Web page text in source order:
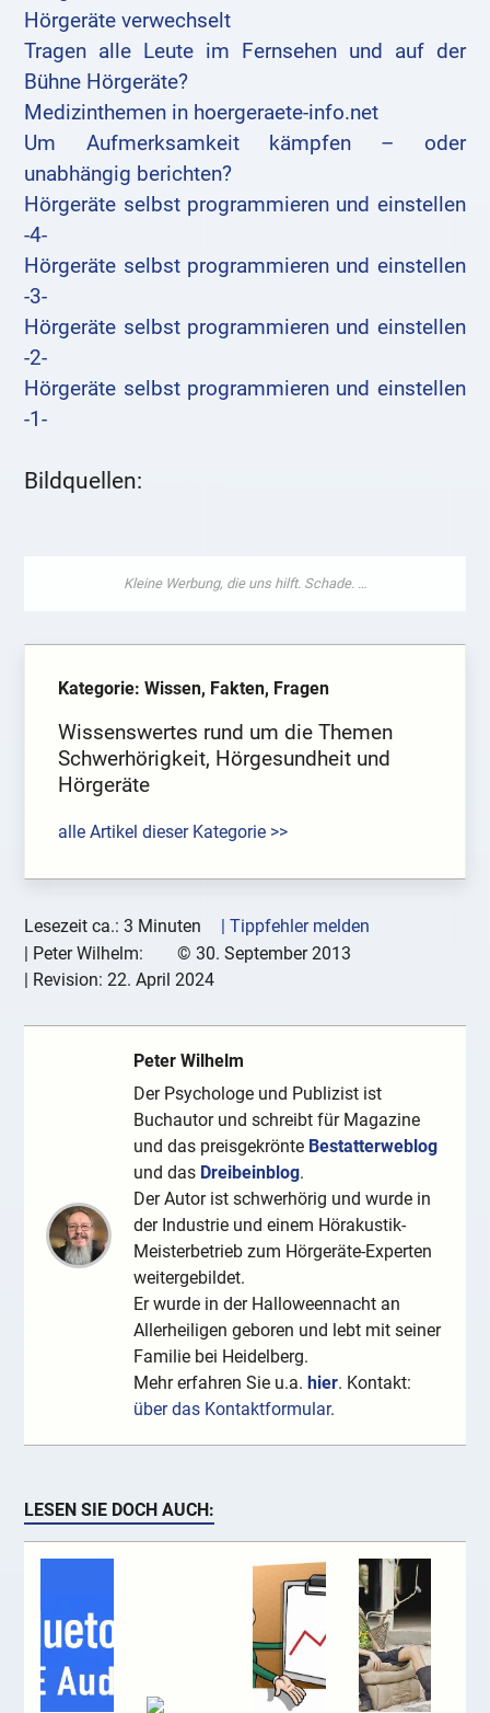
Hörgeräte verwechselt
Tragen alle Leute im Fernsehen und auf der
Bühne Hörgeräte?
Medizinthemen in hoergeraete-info.net
Um Aufmerksamkeit kämpfen – oder
unabhängig berichten?
Hörgeräte selbst programmieren und einstellen
-4-
Hörgeräte selbst programmieren und einstellen
-3-
Hörgeräte selbst programmieren und einstellen
-2-
Hörgeräte selbst programmieren und einstellen
-1-
Bildquellen:
Kategorie: Wissen, Fakten, Fragen
Wissenswertes rund um die Themen
Schwerhörigkeit, Hörgesundheit und
Hörgeräte
alle Artikel dieser Kategorie >>
Lesezeit ca.: 3 Minuten
| Tippfehler melden
| Peter Wilhelm: © 30. September 2013
| Revision:22. April 2024
Peter Wilhelm
Der Psychologe und Publizist ist
Buchautor und schreibt für Magazine
und das preisgekrönte Bestatterweblog
und das Dreibeinblog.
Der Autor ist schwerhörig und wurde in
der Industrie und einem Hörakustik-
Meisterbetrieb zum Hörgeräte-Experten
weitergebildet.
Er wurde in der Halloweennacht an
Allerheiligen geboren und lebt mit seiner
Familie bei Heidelberg.
Mehr erfahren Sie u.a.hier. Kontakt:
über das Kontaktformular.
LESEN SIE DOCH AUCH: